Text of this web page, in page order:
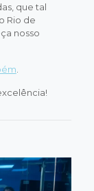
que tal
Rio de
nosso